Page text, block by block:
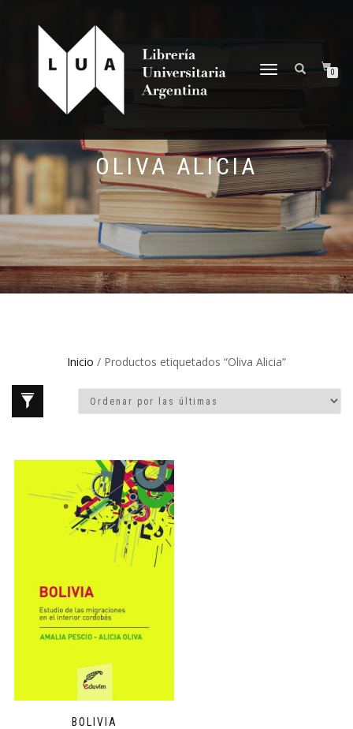
NAVEGACIÓN
0
OLIVA ALICIA
Inicio / Productos etiquetados “Oliva Alicia”
BOLIVIA